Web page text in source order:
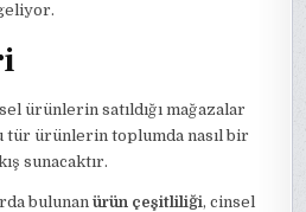
ürünlerin satıldığı mağazalar
tür ürünlerin toplumda nasıl bir
sunacaktır.
bulunanürün çeşitliliği, cinsel